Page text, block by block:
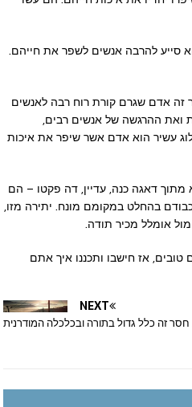
סייע להרבה אנשים לשפר את חייהם.
זה אדם שגרם קורת רוח רבה לאנשים
ואת ההרגשה של אנשים רבים,
עשיר הוא אדם אשר שיפר את איכות
דאגה כנה, עדיין, דה פקטו – הם
בהחלט במקומם מונח. יתירה מזו,
אומלל מכיר תודה.
אז חישבו ותכננו איך אתם
NEXT
חסר זה כלל גדול בתורה ובכלכלה המודרנית